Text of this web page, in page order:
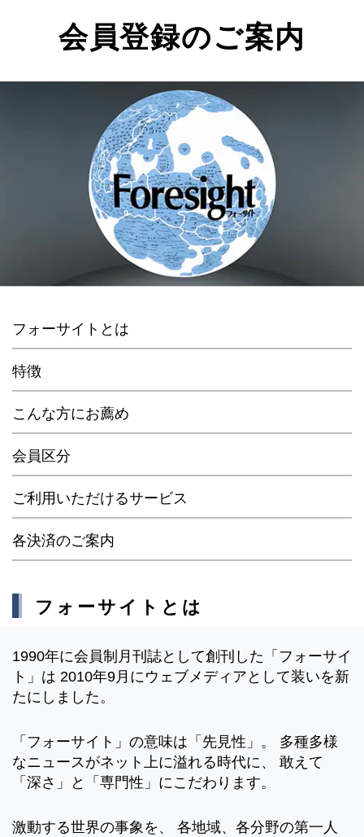
会員登録のご案内
フォーサイトとは
特徴
こんな方にお薦め
会員区分
ご利用いただけるサービス
各決済のご案内
フォーサイトとは
1990年に会員制月刊誌として創刊した「フォーサイ
ト」は 2010年9月にウェブメディアとして装いを新
たにしました。
「フォーサイト」の意味は「先見性」。 多種多様
なニュースがネット上に溢れる時代に、 敢えて
「深さ」と「専門性」にこだわります。
激動する世界の事象を、 各地域、各分野の第一人